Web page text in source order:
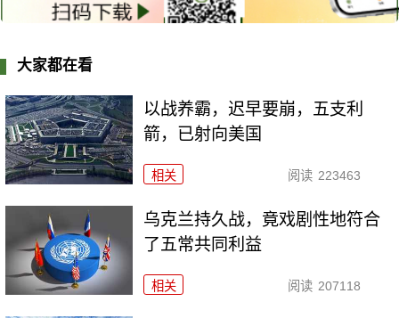
大家都在看
以战养霸，迟早要崩，五支利
箭，已射向美国
相关 阅读 223463
乌克兰持久战，竟戏剧性地符合
了五常共同利益
相关 阅读 207118